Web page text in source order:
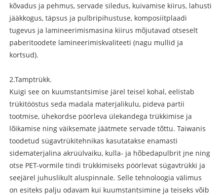
kõvadus ja pehmus, servade siledus, kuivamise kiirus, lahusti
jääkkogus, täpsus ja pulbripihustuse, komposiitplaadi
tugevus ja lamineerimismasina kiirus mõjutavad otseselt
paberitoodete lamineerimiskvaliteeti (nagu mullid ja
kortsud).
2.Tamptrükk.
Kuigi see on kuumstantsimise järel teisel kohal, eelistab
trükitööstus seda madala materjalikulu, pideva partii
tootmise, ühekordse pöörleva ülekandega trükkimise ja
lõikamise ning väiksemate jäätmete servade tõttu. Taiwanis
toodetud sügavtrükitehnikas kasutatakse enamasti
sidematerjalina akrüülvaiku, kulla- ja hõbedapulbrit jne ning
otse PET-vormile tindi trükkimiseks pöörlevat sügavtrükki ja
seejärel juhuslikult aluspinnale. Selle tehnoloogia välimus
on esiteks palju odavam kui kuumstantsimine ja teiseks võib